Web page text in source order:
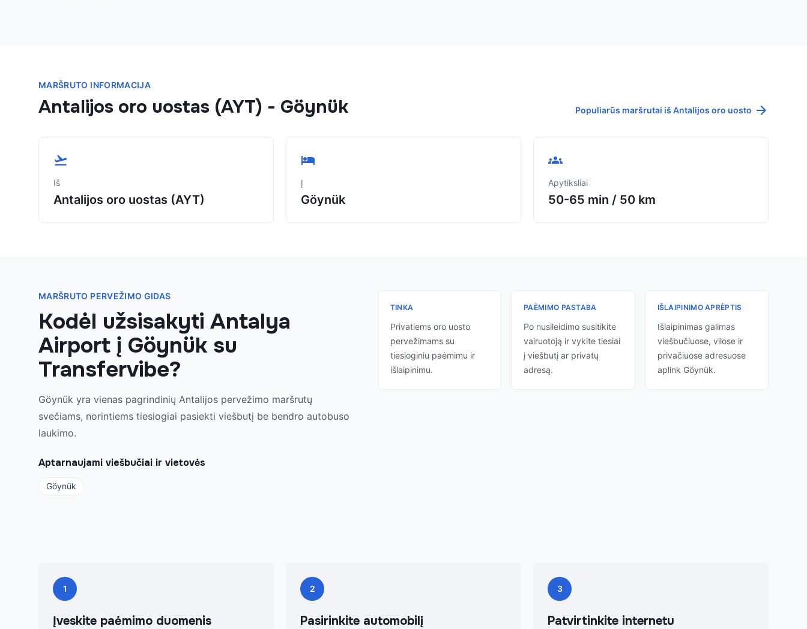
MARŠRUTO INFORMACIJA
Antalijos oro uostas (AYT) - Göynük Populiarūs maršrutai iš Antalijos oro uosto
Iš
Antalijos oro uostas (AYT)
Į
Göynük
Apytiksliai
50-65 min / 50 km
MARŠRUTO PERVEŽIMO GIDAS
Kodėl užsisakyti Antalya
Airport į Göynük su
Transfervibe?
Göynük yra vienas pagrindinių Antalijos pervežimo maršrutų
svečiams, norintiems tiesiogiai pasiekti viešbutį be bendro autobuso
laukimo.
Aptarnaujami viešbučiai ir vietovės
Göynük
TINKA
Privatiems oro uosto
pervežimams su
tiesioginiu paėmimu ir
išlaipinimu.
PAĖMIMO PASTABA
Po nusileidimo susitikite
vairuotoją ir vykite tiesiai
į viešbutį ar privatų
adresą.
IŠLAIPINIMO APRĖPTIS
Išlaipinimas galimas
viešbučiuose, vilose ir
privačiuose adresuose
aplink Göynük.
1
Įveskite paėmimo duomenis
2
Pasirinkite automobilį
3
Patvirtinkite internetu